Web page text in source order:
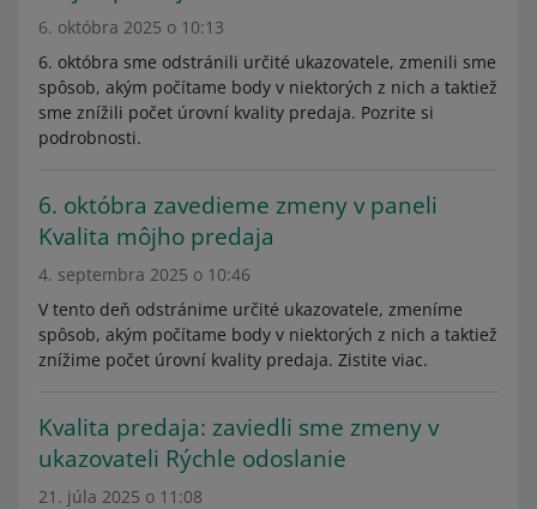
6. októbra 2025 o 10:13
6. októbra sme odstránili určité ukazovatele, zmenili sme
spôsob, akým počítame body v niektorých z nich a taktiež
sme znížili počet úrovní kvality predaja. Pozrite si
podrobnosti.
6. októbra zavedieme zmeny v paneli
Kvalita môjho predaja
4. septembra 2025 o 10:46
V tento deň odstránime určité ukazovatele, zmeníme
spôsob, akým počítame body v niektorých z nich a taktiež
znížime počet úrovní kvality predaja. Zistite viac.
Kvalita predaja: zaviedli sme zmeny v
ukazovateli Rýchle odoslanie
21. júla 2025 o 11:08